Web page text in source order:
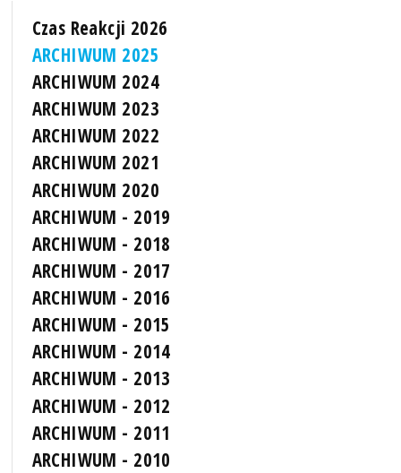
Czas Reakcji 2026
ARCHIWUM 2025
ARCHIWUM 2024
ARCHIWUM 2023
ARCHIWUM 2022
ARCHIWUM 2021
ARCHIWUM 2020
ARCHIWUM - 2019
ARCHIWUM - 2018
ARCHIWUM - 2017
ARCHIWUM - 2016
ARCHIWUM - 2015
ARCHIWUM - 2014
ARCHIWUM - 2013
ARCHIWUM - 2012
ARCHIWUM - 2011
ARCHIWUM - 2010